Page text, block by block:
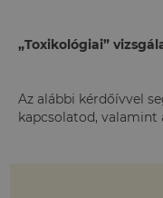
„Toxikológiai”
Az alábbi kérdőívvel
kapcsolatod, valamint